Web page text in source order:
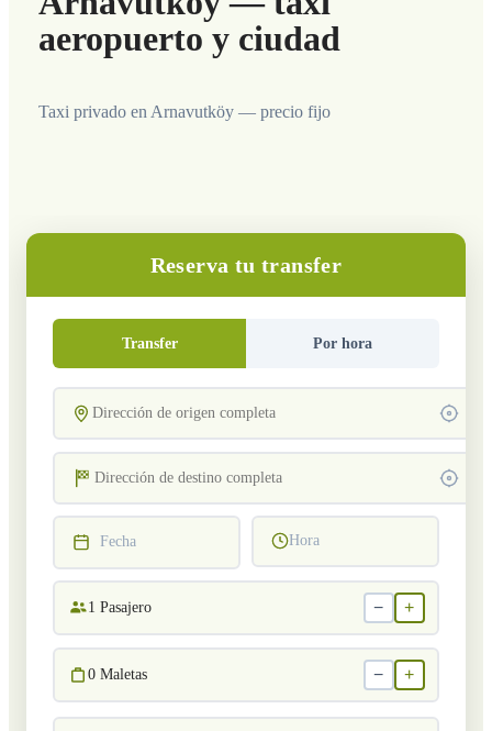
aeropuerto y ciudad
Taxi privado en Arnavutköy — precio fijo
Reserva tu transfer
Transfer Por hora
Fecha Hora
1 Pasajero − +
0 Maletas − +